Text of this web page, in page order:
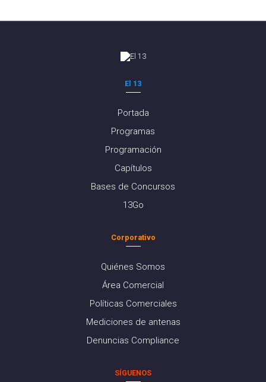
El 13
Portada
Programas
Programación
Capítulos
Bases de Concursos
13Go
Corporativo
Quiénes Somos
Área Comercial
Políticas Comerciales
Mediciones de antenas
Denuncias Compliance
SÍGUENOS